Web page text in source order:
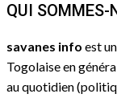
QUI SOMMES-
savanes info est
Togolaise en
au quotidien